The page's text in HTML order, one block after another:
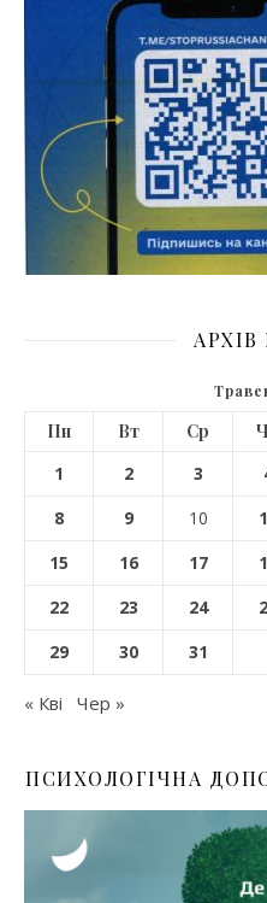
Пн Вт Ср
1
2 3
8
9 10
15
16 17
22
23 24
29
30 31
« Кві Чер »
ПСИХОЛОГІЧНА